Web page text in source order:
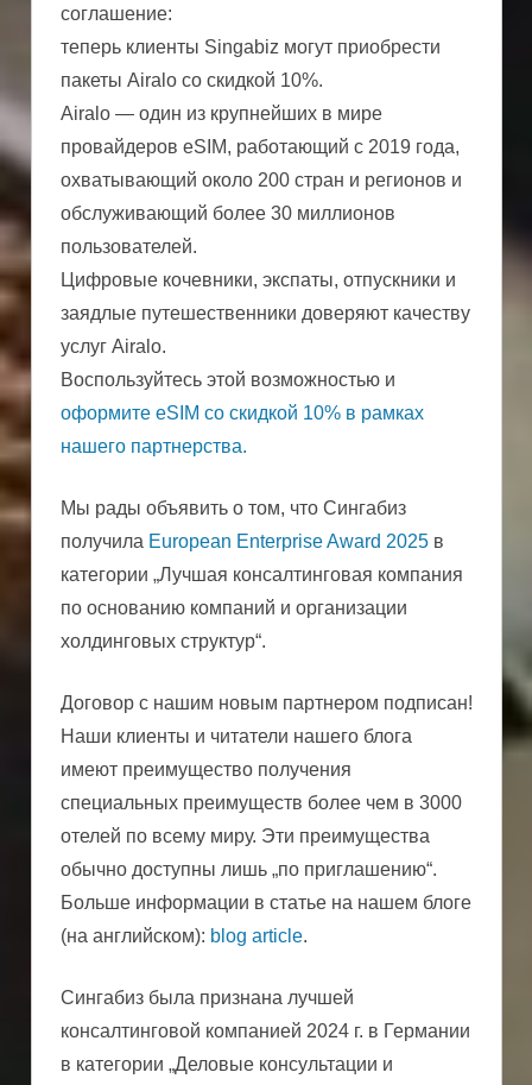
соглашение:
теперь клиенты Singabiz могут приобрести
пакеты Airalo со скидкой 10%.
Airalo — один из крупнейших в мире
провайдеров eSIM, работающий с 2019 года,
охватывающий около 200 стран и регионов и
обслуживающий более 30 миллионов
пользователей.
Цифровые кочевники, экспаты, отпускники и
заядлые путешественники доверяют качеству
услуг Airalo.
Воспользуйтесь этой возможностью и
оформите eSIM со скидкой 10% в рамках
нашего партнерства.
Мы рады объявить о том, что Сингабиз
получила European Enterprise Award 2025в
категории „Лучшая консалтинговая компания
по основанию компаний и организации
холдинговых структур“.
Договор с нашим новым партнером подписан!
Наши клиенты и читатели нашего блога
имеют преимущество получения
специальных преимуществ более чем в 3000
отелей по всему миру. Эти преимущества
обычно доступны лишь „по приглашению“.
Больше информации в статье на нашем блоге
(на английском): blog article.
Сингабиз была признана лучшей
консалтинговой компанией 2024 г. в Германии
в категории „Деловые консультации и